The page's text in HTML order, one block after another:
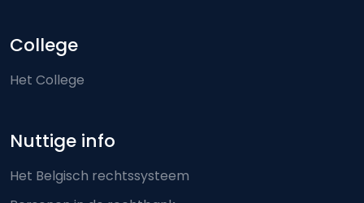
College
Het College
Nuttige info
Het Belgisch rechtssysteem